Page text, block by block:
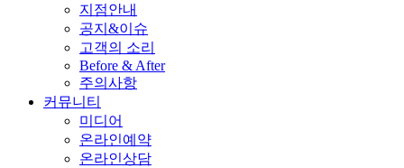
지점안내
공지&이슈
고객의 소리
Before & After
주의사항
커뮤니티
미디어
온라인예약
온라인상담